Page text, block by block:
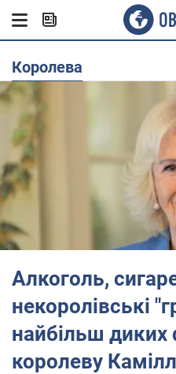
королева
Алкоголь,
некоролівські
найбільш диких
королеву